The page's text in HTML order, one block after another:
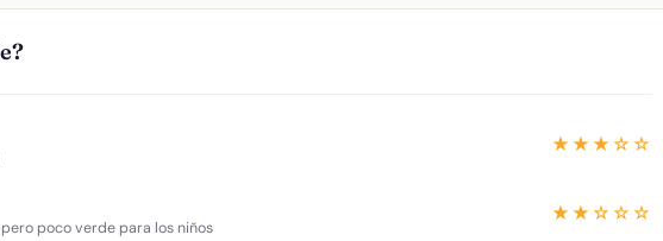
★★★☆☆
poco verde para los niños
★★☆☆☆